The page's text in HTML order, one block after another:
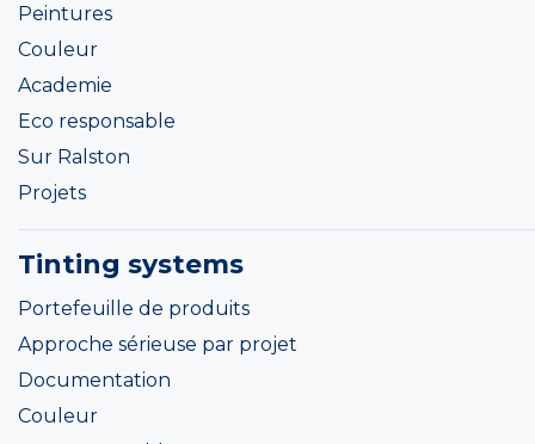
Peintures
Couleur
Academie
Eco responsable
Sur Ralston
Projets
Tinting systems
Portefeuille de produits
Approche sérieuse par projet
Documentation
Couleur